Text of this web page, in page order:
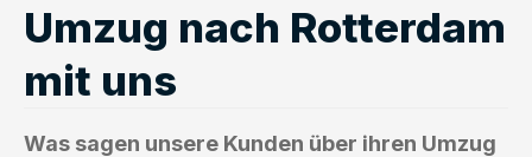
Umzug nach Rotterdam
mit uns
Was sagen unsere Kunden über ihren Umzug